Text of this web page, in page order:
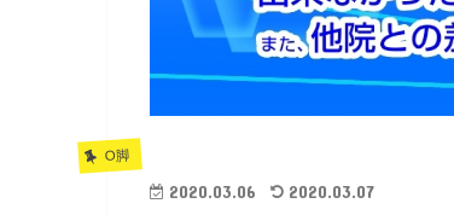
O脚
2020.03.06 2020.03.07